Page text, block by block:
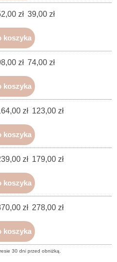
zł 39,00 zł
koszyka
zł 74,00 zł
koszyka
zł 123,00 zł
koszyka
zł 179,00 zł
koszyka
zł 278,00 zł
koszyka
30 dni przed obniżką.